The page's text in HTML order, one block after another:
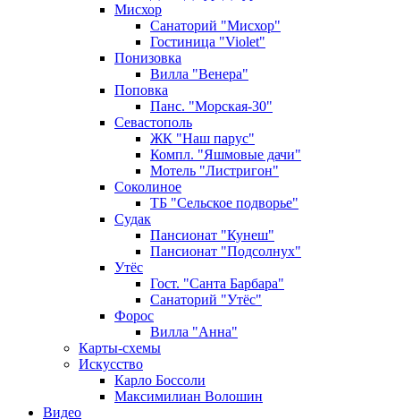
Мисхор
Санаторий "Мисхор"
Гостиница "Violet"
Понизовка
Вилла "Венера"
Поповка
Панс. "Морская-30"
Севастополь
ЖК "Наш парус"
Компл. "Яшмовые дачи"
Мотель "Листригон"
Соколиное
ТБ "Сельское подворье"
Судак
Пансионат "Кунеш"
Пансионат "Подсолнух"
Утёс
Гост. "Санта Барбара"
Санаторий "Утёс"
Форос
Вилла "Анна"
Карты-схемы
Искусство
Карло Боссоли
Максимилиан Волошин
Видео